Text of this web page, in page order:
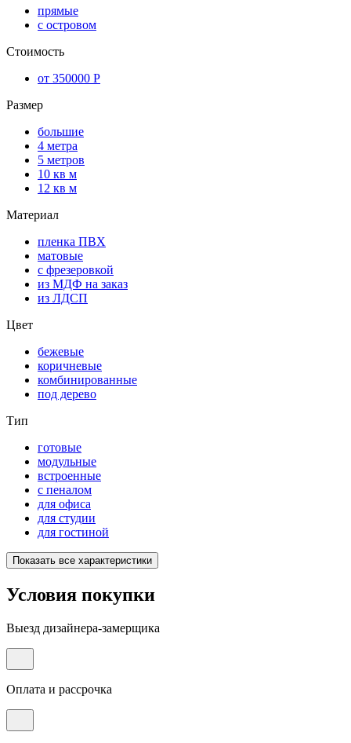
прямые
с островом
Стоимость
от 350000 Р
Размер
большие
4 метра
5 метров
10 кв м
12 кв м
Материал
пленка ПВХ
матовые
с фрезеровкой
из МДФ на заказ
из ЛДСП
Цвет
бежевые
коричневые
комбинированные
под дерево
Тип
готовые
модульные
встроенные
с пеналом
для офиса
для студии
для гостиной
Показать все характеристики
Условия покупки
Выезд дизайнера-замерщика
Оплата и рассрочка